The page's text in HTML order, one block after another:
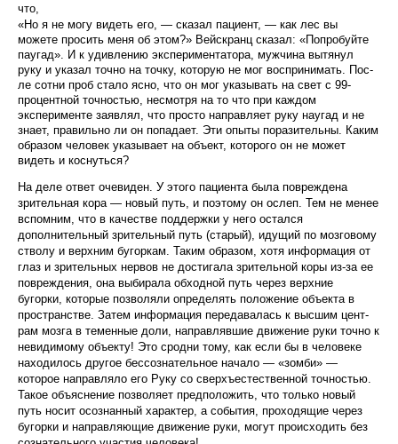
что,
«Но я не могу видеть его, — сказал пациент, — как лес вы
можете просить меня об этом?» Вейс­кранц сказал: «Попробуйте
паугад». И к удивлению экспериментатора, мужчина вытянул
руку и указал точно на точку, которую не мог воспринимать. Пос­
ле сотни проб стало ясно, что он мог указывать на свет с 99-
процентной точностью, несмотря на то что при каждом
эксперименте заявлял, что просто на­правляет руку наугад и не
знает, правильно ли он попадает. Эти опыты поразительны. Каким
образом человек указывает на объект, которого он не может
видеть и коснуться?
На деле ответ очевиден. У этого пациента была повреждена
зрительная кора — новый путь, и по­этому он ослеп. Тем не менее
вспомним, что в каче­стве поддержки у него остался
дополнительный зри­тельный путь (старый), идущий по мозговому
стволу и верхним бугоркам. Таким образом, хотя информа­ция от
глаз и зрительных нервов не достигала зри­тельной коры из-за ее
повреждения, она выбирала обходной путь через верхние
бугорки, которые поз­воляли определять положение объекта в
простран­стве. Затем информация передавалась к высшим цент­
рам мозга в теменные доли, направлявшие движе­ние руки точно к
невидимому объекту! Это сродни тому, как если бы в человеке
находилось другое бес­сознательное начало — «зомби» —
которое направ­ляло его Руку со сверхъестественной точностью.
Такое объяснение позволяет предположить, что только новый
путь носит осознанный характер, а со­бытия, проходящие через
бугорки и направляющие движение руки, могут происходить без